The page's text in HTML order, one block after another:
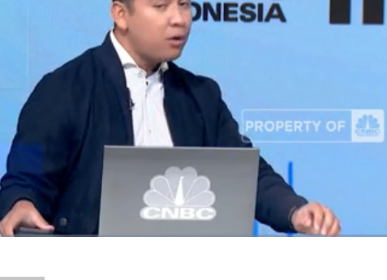
Bramudya Prabowo bersama Financial Expert CNBC Indonesia Ayyi
Investime CNBC Indonesia, Jumat (17/05/2024).